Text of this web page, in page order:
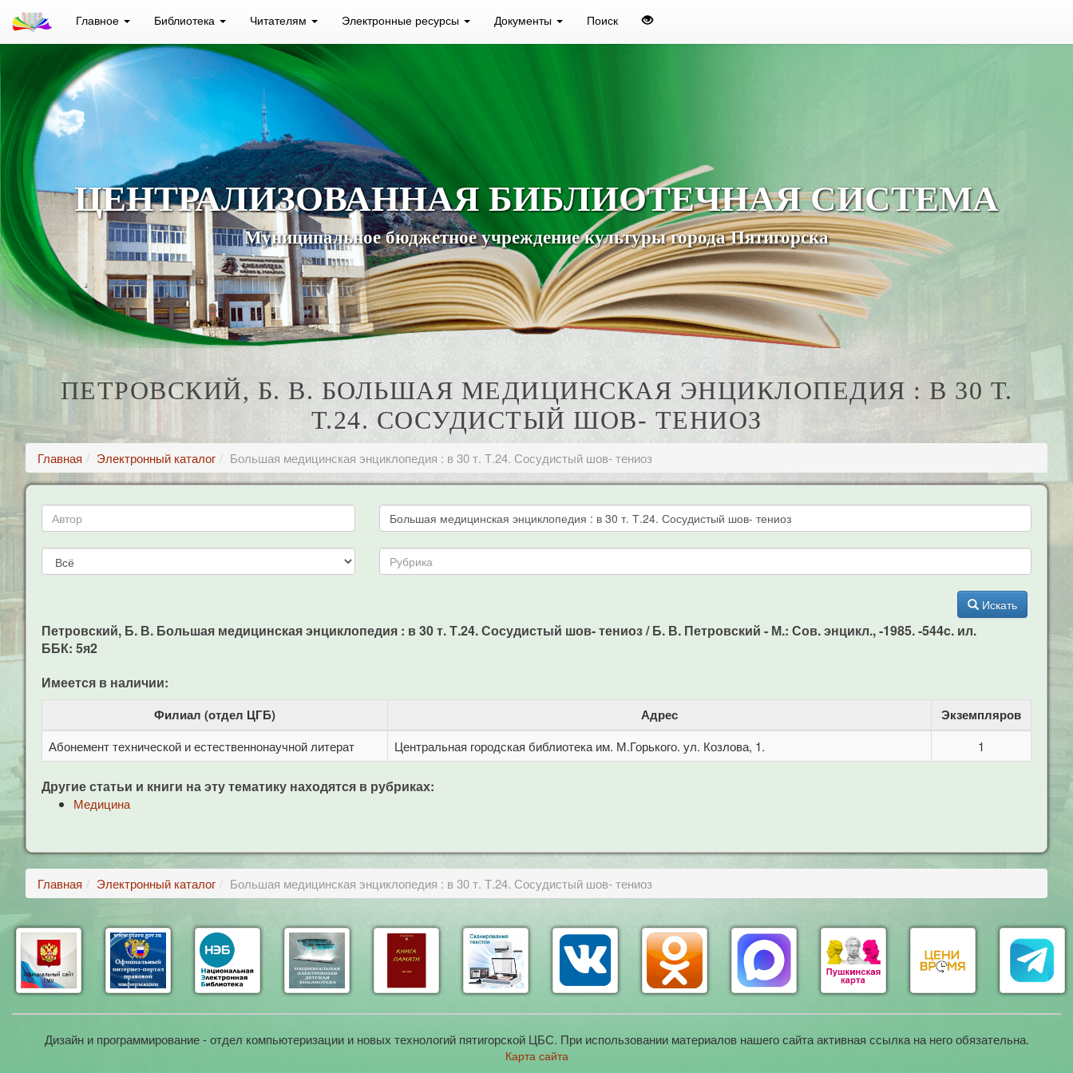
Главное Библиотека Читателям Электронные ресурсы Документы Поиск
ЦЕНТРАЛИЗОВАННАЯ БИБЛИОТЕЧНАЯ СИСТЕМА
Муниципальное бюджетное учреждение культуры города Пятигорска
ПЕТРОВСКИЙ, Б. В. БОЛЬШАЯ МЕДИЦИНСКАЯ ЭНЦИКЛОПЕДИЯ : В 30 Т.
Т.24. СОСУДИСТЫЙ ШОВ- ТЕНИОЗ
Главная Электронный каталог Большая медицинская энциклопедия : в 30 т. Т.24. Сосудистый шов- тениоз
Искать
Петровский, Б. В. Большая медицинская энциклопедия : в 30 т. Т.24. Сосудистый шов- тениоз / Б. В. Петровский - М.: Сов. энцикл., -1985. -544c. ил.
ББК: 5я2
Имеется в наличии:
Филиал (отдел ЦГБ) Адрес Экземпляров
Абонемент технической и естественнонаучной литерат Центральная городская библиотека им. М.Горького. ул. Козлова, 1. 1
Другие статьи и книги на эту тематику находятся в рубриках:
Медицина
Главная Электронный каталог Большая медицинская энциклопедия : в 30 т. Т.24. Сосудистый шов- тениоз
Дизайн и программирование - отдел компьютеризации и новых технологий пятигорской ЦБС. При использовании материалов нашего сайта активная ссылка на него обязательна.
Карта сайта